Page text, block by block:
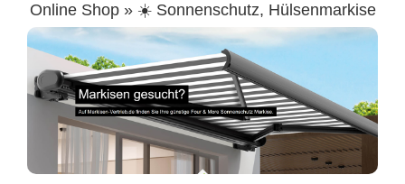
Online Shop » ☀️ Sonnenschutz, Hülsenmarkise